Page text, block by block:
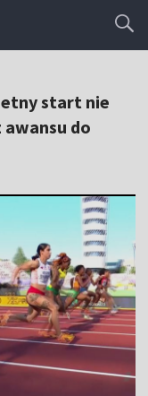
start nie
awansu do